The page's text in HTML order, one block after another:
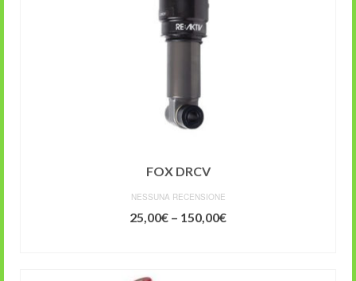
FOX DRCV
NESSUNA RECENSIONE
25,00€ – 150,00€